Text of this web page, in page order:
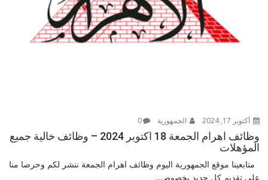
أكتوبر 17, 2024 الجمهورية 0
وظائف اهرام الجمعة 18 اكتوبر 2024 – وظائف خالية جميع
المؤهلات
متابعينا موقع الجمهورية اليوم وظائف اهرام الجمعة ننشر لكم وحرصا منا
على تقديم كل جديد بخصوص...